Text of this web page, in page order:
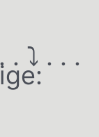
. ⤵️ . . .